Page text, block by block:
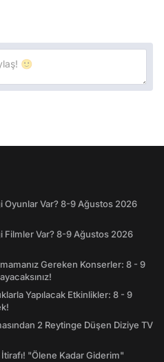
Oyunlar Var? 8-9 Ağustos 2026
Filmler Var? 8-9 Ağustos 2026
Gereken Konserler: 8 - 9
Yapılacak Etkinlikler: 8 - 9
2 Reytinge Düşen Diziye TV
"Ölene Kadar Giderim"